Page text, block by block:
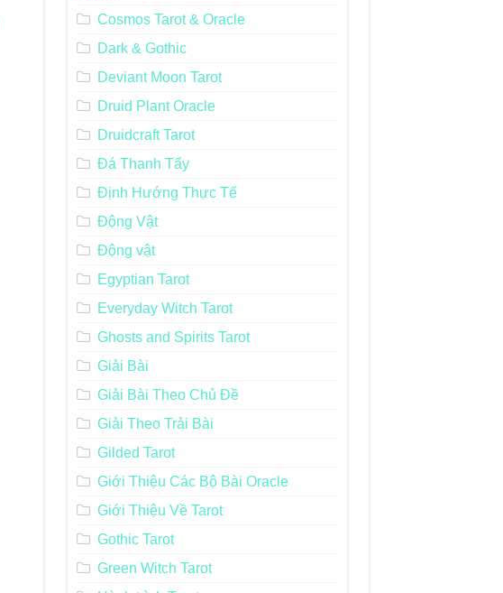
Cosmos Tarot & Oracle
Dark & Gothic
Deviant Moon Tarot
Druid Plant Oracle
Druidcraft Tarot
Đá Thanh Tẩy
Định Hướng Thực Tế
Động Vật
Động vật
Egyptian Tarot
Everyday Witch Tarot
Ghosts and Spirits Tarot
Giải Bài
Giải Bài Theo Chủ Đề
Giải Theo Trải Bài
Gilded Tarot
Giới Thiệu Các Bộ Bài Oracle
Giới Thiệu Về Tarot
Gothic Tarot
Green Witch Tarot